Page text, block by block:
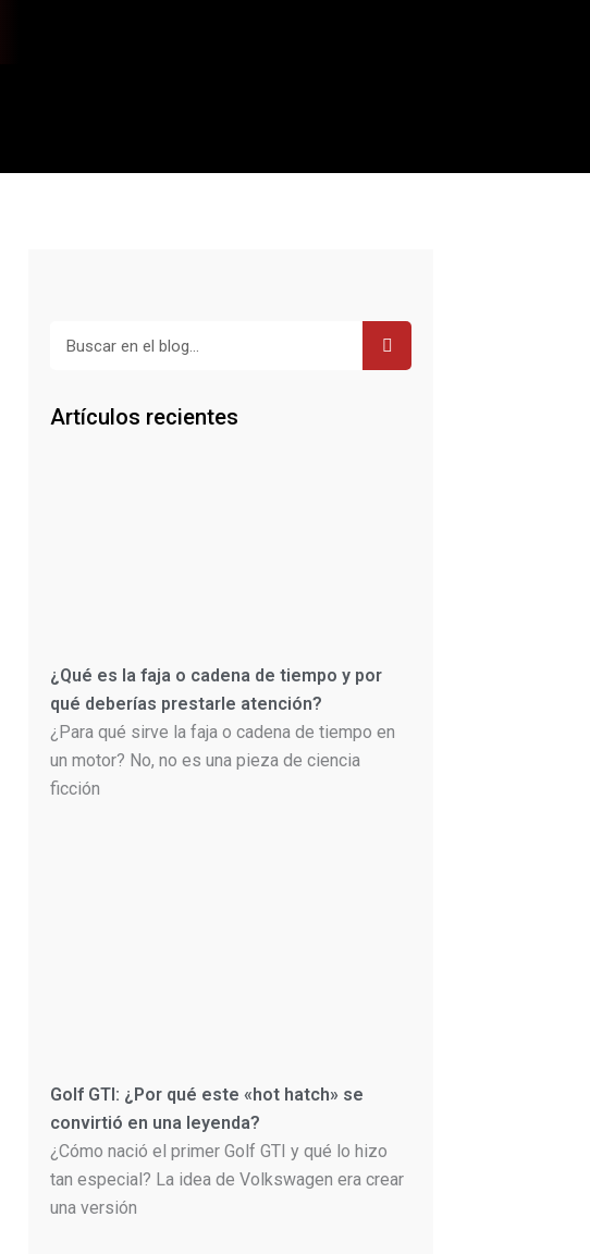
Artículos recientes
¿Qué es la faja o cadena de tiempo y por
qué deberías prestarle atención?
¿Para qué sirve la faja o cadena de tiempo en
un motor? No, no es una pieza de ciencia
ficción
Golf GTI: ¿Por qué este «hot hatch» se
convirtió en una leyenda?
¿Cómo nació el primer Golf GTI y qué lo hizo
tan especial? La idea de Volkswagen era crear
una versión